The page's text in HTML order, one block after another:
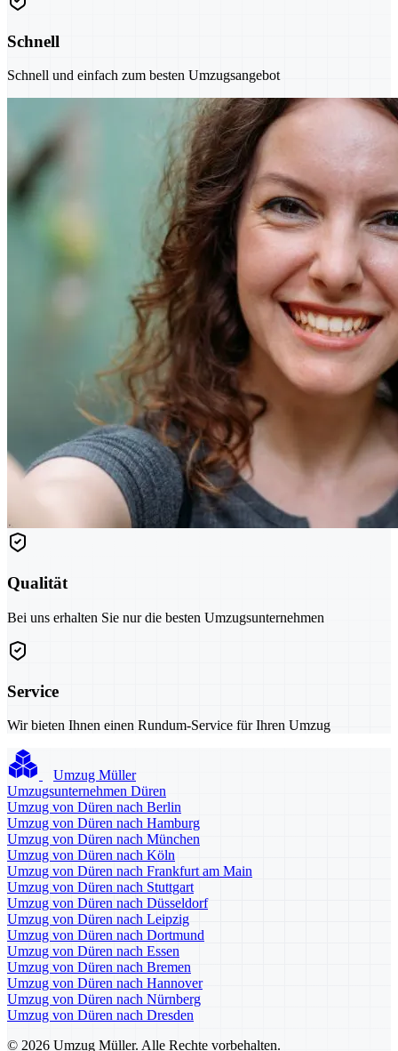
Schnell
Schnell und einfach zum besten Umzugsangebot
Qualität
Bei uns erhalten Sie nur die besten Umzugsunternehmen
Service
Wir bieten Ihnen einen Rundum-Service für Ihren Umzug
Umzug Müller
Umzugsunternehmen Düren
Umzug von Düren nach Berlin
Umzug von Düren nach Hamburg
Umzug von Düren nach München
Umzug von Düren nach Köln
Umzug von Düren nach Frankfurt am Main
Umzug von Düren nach Stuttgart
Umzug von Düren nach Düsseldorf
Umzug von Düren nach Leipzig
Umzug von Düren nach Dortmund
Umzug von Düren nach Essen
Umzug von Düren nach Bremen
Umzug von Düren nach Hannover
Umzug von Düren nach Nürnberg
Umzug von Düren nach Dresden
© 2026 Umzug Müller. Alle Rechte vorbehalten.